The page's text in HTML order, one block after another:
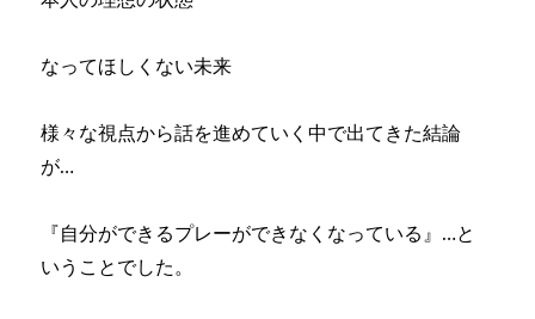
なってほしくない未来
様々な視点から話を進めていく中で出てきた結論
が…
『自分ができるプレーができなくなっている』…と
いうことでした。